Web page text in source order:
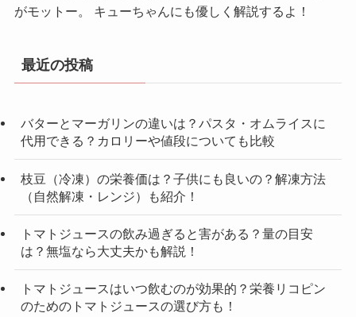
がモットー。 キューちゃんにも優しく解説するよ！
最近の投稿
バターとマーガリンの違いは？パスタ・オムライスに
代用できる？カロリーや値段についても比較
枝豆（冷凍）の栄養価は？子供にも良いの？解凍方法
（自然解凍・レンジ）も紹介！
トマトジュースの飲み過ぎると害がある？量の目安
は？無塩なら大丈夫かも解説！
トマトジュースはいつ飲むのが効果的？栄養リコピン
のためのトマトジュースの選び方も！